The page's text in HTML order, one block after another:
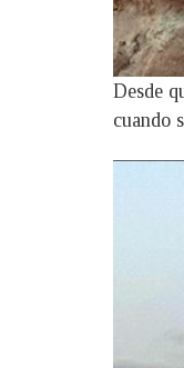
Desde
cuando